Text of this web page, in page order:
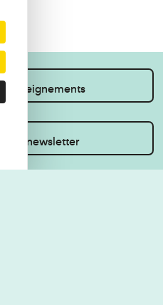
renseignements
à la newsletter